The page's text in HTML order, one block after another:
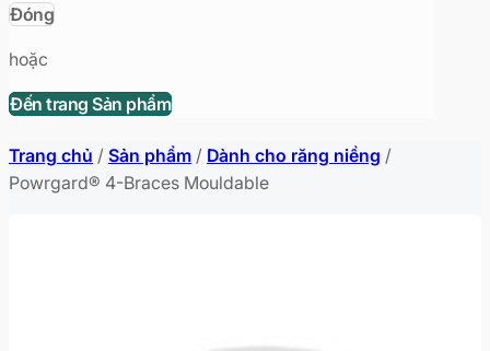
Đóng
hoặc
Đến trang Sản phẩm
Trang chủ / Sản phẩm / Dành cho răng niềng /
Powrgard® 4-Braces Mouldable